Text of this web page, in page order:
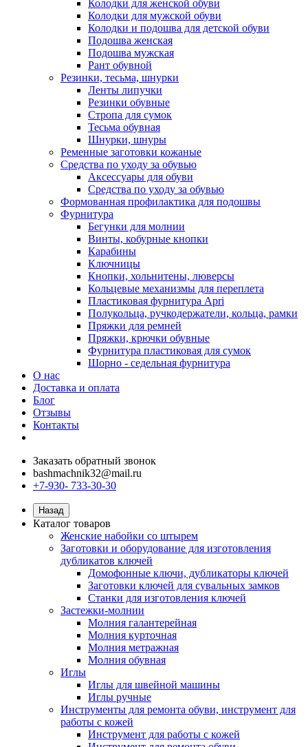
Колодки для женской обуви
Колодки для мужской обуви
Колодки и подошва для детской обуви
Подошва женская
Подошва мужская
Рант обувной
Резинки, тесьма, шнурки
Ленты липучки
Резинки обувные
Стропа для сумок
Тесьма обувная
Шнурки, шнуры
Ременные заготовки кожаные
Средства по уходу за обувью
Аксессуары для обуви
Средства по уходу за обувью
Формованная профилактика для подошвы
Фурнитура
Бегунки для молнии
Винты, кобурные кнопки
Карабины
Ключницы
Кнопки, хольнитены, люверсы
Кольцевые механизмы для переплета
Пластиковая фурнитура Apri
Полукольца, ручкодержатели, кольца, рамки
Пряжки для ремней
Пряжки, крючки обувные
Фурнитура пластиковая для сумок
Шорно - седельная фурнитура
О нас
Доставка и оплата
Блог
Отзывы
Контакты
Заказать обратный звонок
bashmachnik32@mail.ru
+7-930- 733-30-30
Назад
Каталог товаров
Женские набойки со штырем
Заготовки и оборудование для изготовления
дубликатов ключей
Домофонные ключи, дубликаторы ключей
Заготовки ключей для сувальных замков
Станки для изготовления ключей
Застежки-молнии
Молния галантерейная
Молния курточная
Молния метражная
Молния обувная
Иглы
Иглы для швейной машины
Иглы ручные
Инструменты для ремонта обуви, инструмент для
работы с кожей
Инструмент для работы с кожей